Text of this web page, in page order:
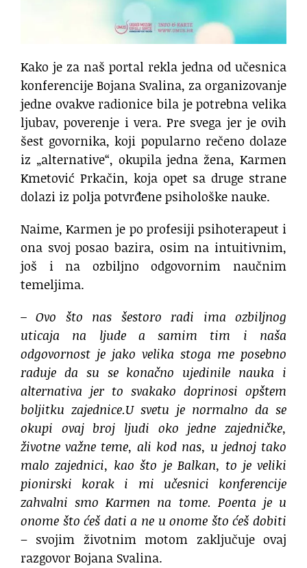
Kako je za naš portal rekla jedna od učesnica
konferencije Bojana Svalina, za organizovanje
jedne ovakve radionice bila je potrebna velika
ljubav, poverenje i vera. Pre svega jer je ovih
šest govornika, koji popularno rečeno dolaze
iz „alternative“, okupila jedna žena, Karmen
Kmetović Prkačin, koja opet sa druge strane
dolazi iz polja potvrđene psihološke nauke.
Naime, Karmen je po profesiji psihoterapeut i
ona svoj posao bazira, osim na intuitivnim,
još i na ozbiljno odgovornim naučnim
temeljima.
– Ovo što nas šestoro radi ima ozbiljnog
uticaja na ljude a samim tim i naša
odgovornost je jako velika stoga me posebno
raduje da su se konačno ujedinile nauka i
alternativa jer to svakako doprinosi opštem
boljitku zajednice.U svetu je normalno da se
okupi ovaj broj ljudi oko jedne zajedničke,
životne važne teme, ali kod nas, u jednoj tako
malo zajednici, kao što je Balkan, to je veliki
pionirski korak i mi učesnici konferencije
zahvalni smo Karmen na tome. Poenta je u
onome što ćeš dati a ne u onome što ćeš dobiti
– svojim životnim motom zaključuje ovaj
razgovor Bojana Svalina.